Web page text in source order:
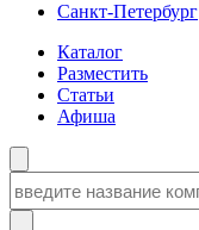
Санкт-Петербург
Каталог
Разместить
Статьи
Афиша